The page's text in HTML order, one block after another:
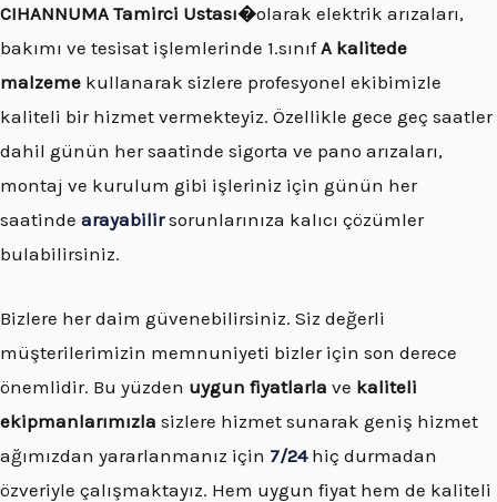
CIHANNUMA Tamirci Ustası�olarak elektrik arızaları,
bakımı ve tesisat işlemlerinde 1.sınıfA kalitede
malzeme kullanarak sizlere profesyonel ekibimizle
kaliteli bir hizmet vermekteyiz. Özellikle gece geç saatler
dahil günün her saatinde sigorta ve pano arızaları,
montaj ve kurulum gibi işleriniz için günün her
saatinde arayabilirsorunlarınıza kalıcı çözümler
bulabilirsiniz.
Bizlere her daim güvenebilirsiniz. Siz değerli
müşterilerimizin memnuniyeti bizler için son derece
önemlidir. Bu yüzden uygun fiyatlarla ve kaliteli
ekipmanlarımızla sizlere hizmet sunarak geniş hizmet
ağımızdan yararlanmanız için 7/24hiç durmadan
özveriyle çalışmaktayız. Hem uygun fiyat hem de kaliteli